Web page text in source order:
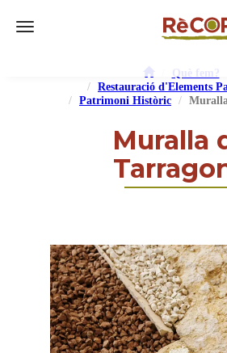
Toggle navigation
Què fem?
Restauració d'Elements
Patrimoni Històric
Muralla